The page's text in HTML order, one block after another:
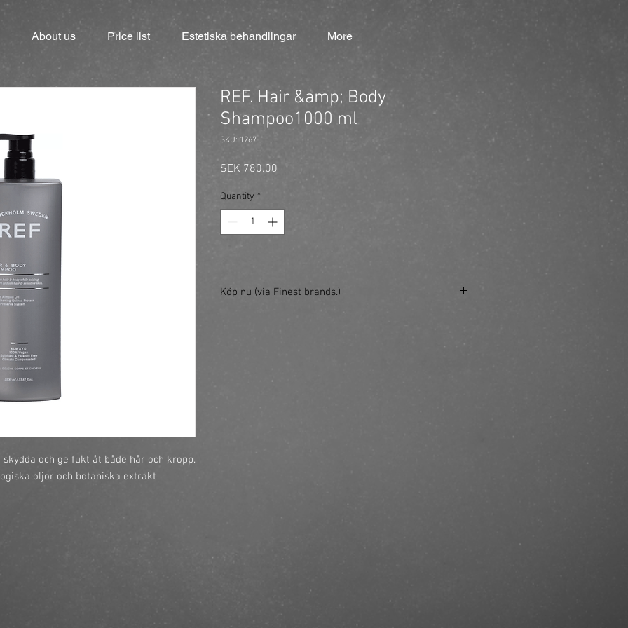
About us Price list Estetiska behandlingar More
och ge fukt åt både hår och kropp.
oljor och botaniska extrakt
REF. Hair &amp; Body
Shampoo1000 ml
SKU: 1267
SEK 780.00 Price
Quantity *
Köp nu (via Finest brands.)